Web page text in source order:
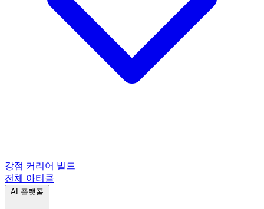
강점 커리어 빌드
전체 아티클
AI 플랫폼